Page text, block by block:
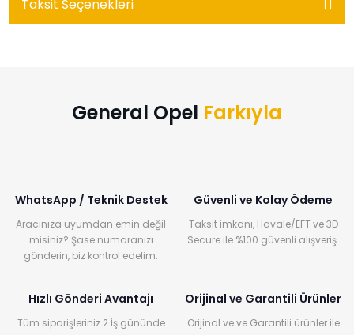
Taksit Seçenekleri
General Opel Farkıyla
WhatsApp / Teknik Destek
Aracınıza uyumdan emin değil
misiniz? Şase numaranızı
gönderin, biz kontrol edelim.
Güvenli ve Kolay Ödeme
Taksit imkanı, Havale/EFT ve 3D
Secure ile %100 güvenli alışveriş.
Hızlı Gönderi Avantajı
Tüm siparişleriniz 2 İş gününde
Orijinal ve Garantili Ürünler
Orijinal ve ve Garantili ürünler ile